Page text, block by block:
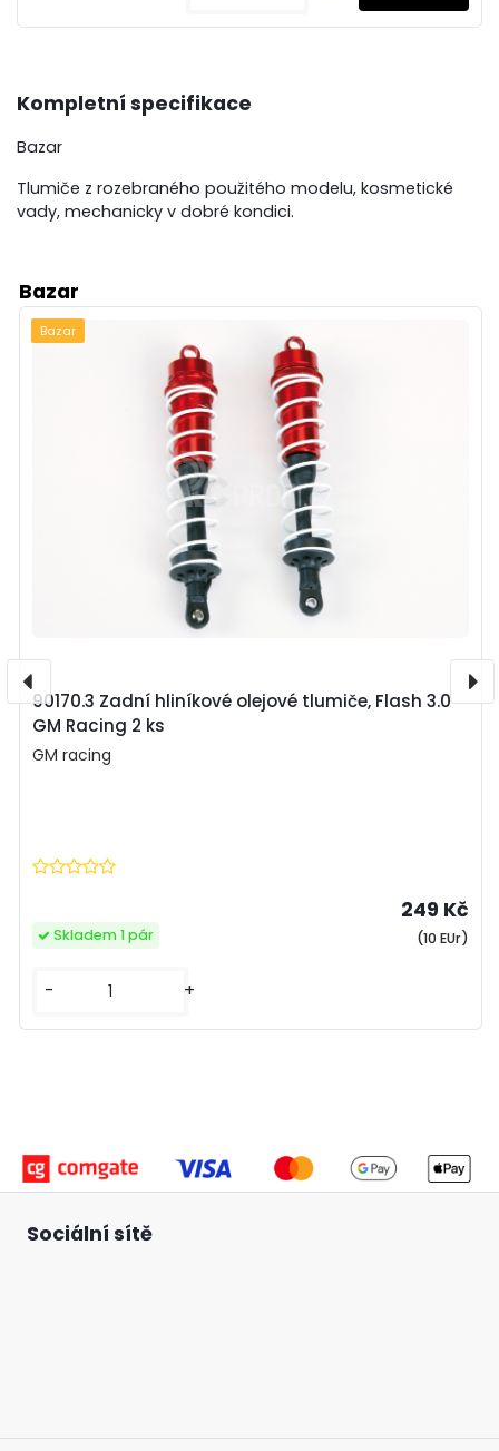
Kompletní specifikace
Bazar
Tlumiče z rozebraného použitého modelu, kosmetické
vady, mechanicky v dobré kondici.
Bazar
90170.3 Zadní hliníkové olejové tlumiče, Flash 3.0
GM Racing 2 ks
GM racing
249 Kč
(10 EUr)
- +
Skladem 1 pár
Bazar
Sociální sítě